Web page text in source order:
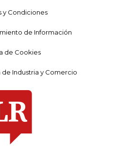
y Condiciones
de Información
de Cookies
Industria y Comercio